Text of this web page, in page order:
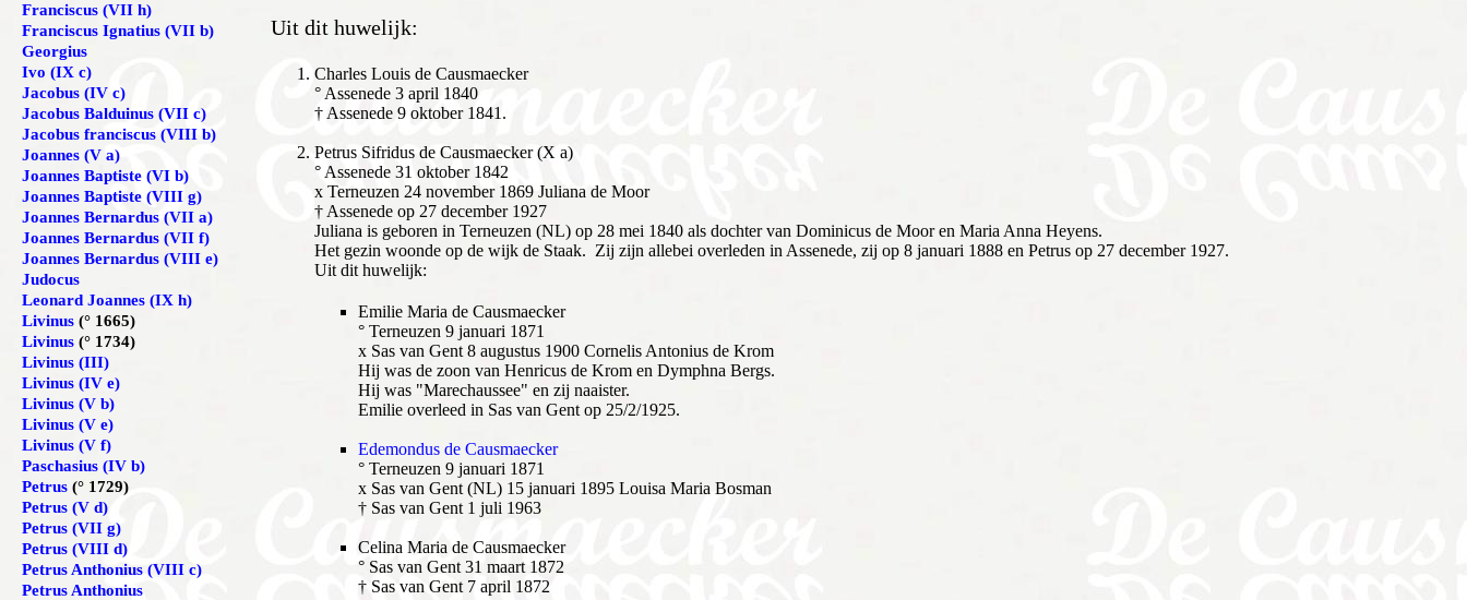
Uit dit huwelijk:
Charles Louis de Causmaecker
° Assenede 3 april 1840
† Assenede 9 oktober 1841.
Petrus Sifridus de Causmaecker (X a)
° Assenede 31 oktober 1842
x Terneuzen 24 november 1869 Juliana de Moor
† Assenede op 27 december 1927
Juliana is geboren in Terneuzen (NL) op 28 mei 1840 als dochter van Dominicus de Moor en Maria Anna Heyens.
Het gezin woonde op de wijk de Staak. Zij zijn allebei overleden in Assenede, zij op 8 januari 1888 en Petrus op 27 december 1927.
Uit dit huwelijk:
Emilie Maria de Causmaecker
° Terneuzen 9 januari 1871
x Sas van Gent 8 augustus 1900 Cornelis Antonius de Krom
Hij was de zoon van Henricus de Krom en Dymphna Bergs.
Hij was "Marechaussee" en zij naaister.
Emilie overleed in Sas van Gent op 25/2/1925.
Edemondus de Causmaecker
° Terneuzen 9 januari 1871
x Sas van Gent (NL) 15 januari 1895 Louisa Maria Bosman
† Sas van Gent 1 juli 1963
Celina Maria de Causmaecker
° Sas van Gent 31 maart 1872
† Sas van Gent 7 april 1872
Franciscus (VII h)
Franciscus Ignatius (VII b)
Georgius
Ivo (IX c)
Jacobus (IV c)
Jacobus Balduinus (VII c)
Jacobus franciscus (VIII b)
Joannes (V a)
Joannes Baptiste (VI b)
Joannes Baptiste (VIII g)
Joannes Bernardus (VII a)
Joannes Bernardus (VII f)
Joannes Bernardus (VIII e)
Judocus
Leonard Joannes (IX h)
Livinus (° 1665)
Livinus (° 1734)
Livinus (III)
Livinus (IV e)
Livinus (V b)
Livinus (V e)
Livinus (V f)
Paschasius (IV b)
Petrus (° 1729)
Petrus (V d)
Petrus (VII g)
Petrus (VIII d)
Petrus Anthonius (VIII c)
Petrus Anthonius